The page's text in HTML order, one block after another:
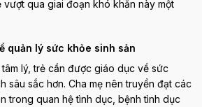
vượt qua giai đoạn khó khăn này một
quản lý sức khỏe sinh sản
lý, trẻ cần được giáo dục về sức
sâu sắc hơn. Cha mẹ nên truyền đạt các
trong quan hệ tình dục, bệnh tình dục